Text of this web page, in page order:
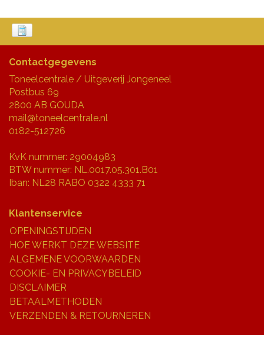
Contactgegevens
Toneelcentrale / Uitgeverij Jongeneel
Postbus 69
2800 AB GOUDA
mail@toneelcentrale.nl
0182-512726
KvK nummer: 29004983
BTW nummer: NL.0017.05.301.B01
Iban: NL28 RABO 0322 4333 71
Klantenservice
OPENINGSTIJDEN
HOE WERKT DEZE WEBSITE
ALGEMENE VOORWAARDEN
COOKIE- EN PRIVACYBELEID
DISCLAIMER
BETAALMETHODEN
VERZENDEN & RETOURNEREN